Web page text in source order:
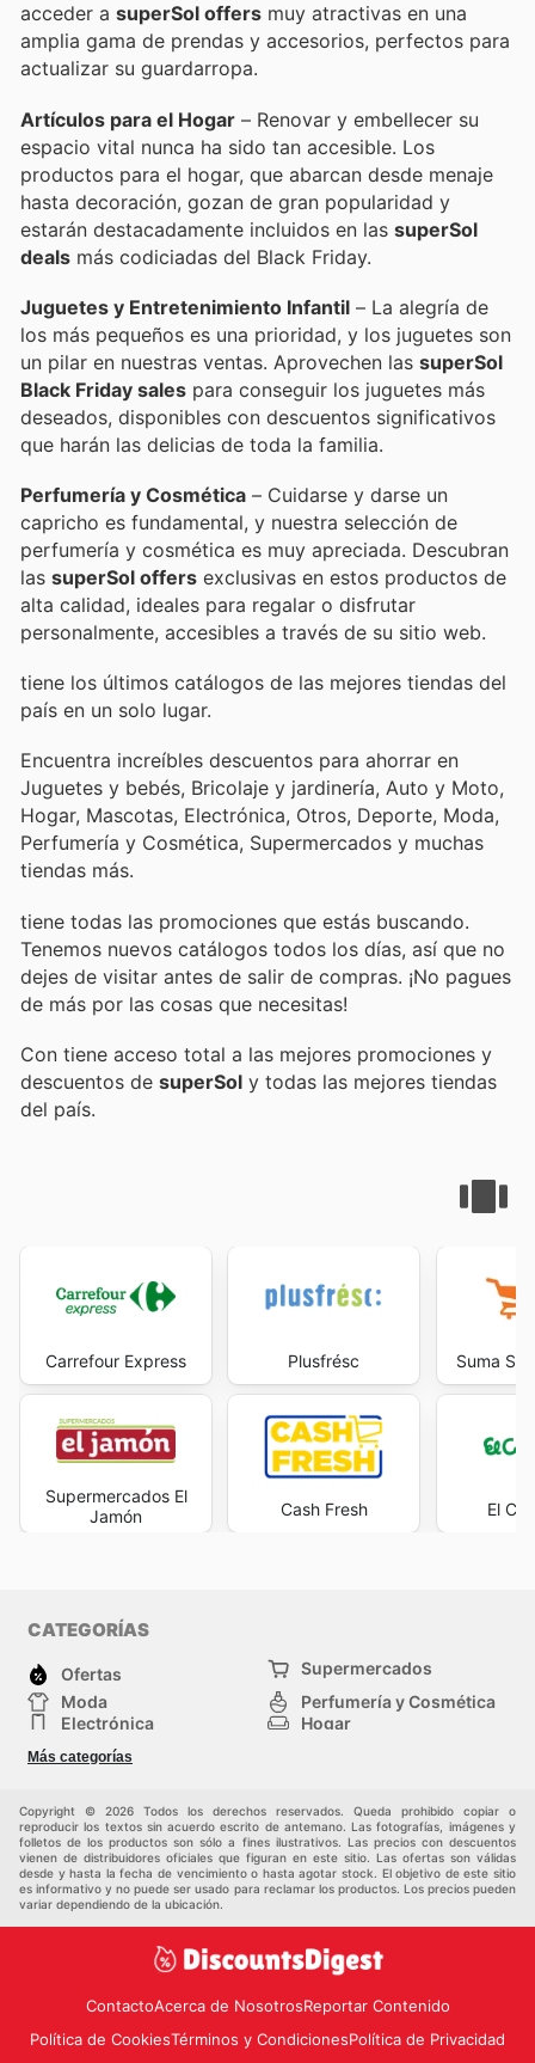
acceder a superSol offers muy atractivas en una
amplia gama de prendas y accesorios, perfectos para
actualizar su guardarropa.
Artículos para el Hogar – Renovar y embellecer su
espacio vital nunca ha sido tan accesible. Los
productos para el hogar, que abarcan desde menaje
hasta decoración, gozan de gran popularidad y
estarán destacadamente incluidos en las superSol
deals más codiciadas del Black Friday.
Juguetes y Entretenimiento Infantil – La alegría de
los más pequeños es una prioridad, y los juguetes son
un pilar en nuestras ventas. Aprovechen las superSol
Black Friday sales para conseguir los juguetes más
deseados, disponibles con descuentos significativos
que harán las delicias de toda la familia.
Perfumería y Cosmética – Cuidarse y darse un
capricho es fundamental, y nuestra selección de
perfumería y cosmética es muy apreciada. Descubran
las superSol offers exclusivas en estos productos de
alta calidad, ideales para regalar o disfrutar
personalmente, accesibles a través de su sitio web.
tiene los últimos catálogos de las mejores tiendas del
país en un solo lugar.
Encuentra increíbles descuentos para ahorrar en
Juguetes y bebés, Bricolaje y jardinería, Auto y Moto,
Hogar, Mascotas, Electrónica, Otros, Deporte, Moda,
Perfumería y Cosmética, Supermercados y muchas
tiendas más.
tiene todas las promociones que estás buscando.
Tenemos nuevos catálogos todos los días, así que no
dejes de visitar antes de salir de compras. ¡No pagues
de más por las cosas que necesitas!
Con tiene acceso total a las mejores promociones y
descuentos de superSol y todas las mejores tiendas
del país.
Carrefour Express
Supermercados El
Jamón
Plusfrésc
Cash Fresh
Suma
El
CATEGORÍAS
Ofertas
Supermercados
Moda
Perfumería y Cosmética
Electrónica
Hogar
Deporte
Juguetes y bebés
Más categorías
Copyright © 2026 Todos los derechos reservados. Queda prohibido copiar o
reproducir los textos sin acuerdo escrito de antemano. Las fotografías, imágenes y
folletos de los productos son sólo a fines ilustrativos. Las precios con descuentos
vienen de distribuidores oficiales que figuran en este sitio. Las ofertas son válidas
desde y hasta la fecha de vencimiento o hasta agotar stock. El objetivo de este sitio
es informativo y no puede ser usado para reclamar los productos. Los precios pueden
variar dependiendo de la ubicación.
ContactoAcerca de NosotrosReportar Contenido
Política de CookiesTérminos y CondicionesPolítica de Privacidad